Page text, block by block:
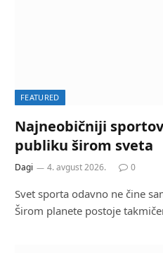
FEATURED
Najneobičniji
publiku širom sveta
Dagi 4. avgust 2026. 0
Svet sporta odavno ne čine
Širom planete postoje